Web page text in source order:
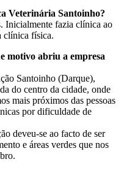
Veterinária Santoinho?
Inicialmente fazia clínica ao
clínica física.
motivo abriu a empresa
Santoinho (Darque),
do centro da cidade, onde
mais próximos das pessoas
por dificuldade de
deveu-se ao facto de ser
e áreas verdes que nos